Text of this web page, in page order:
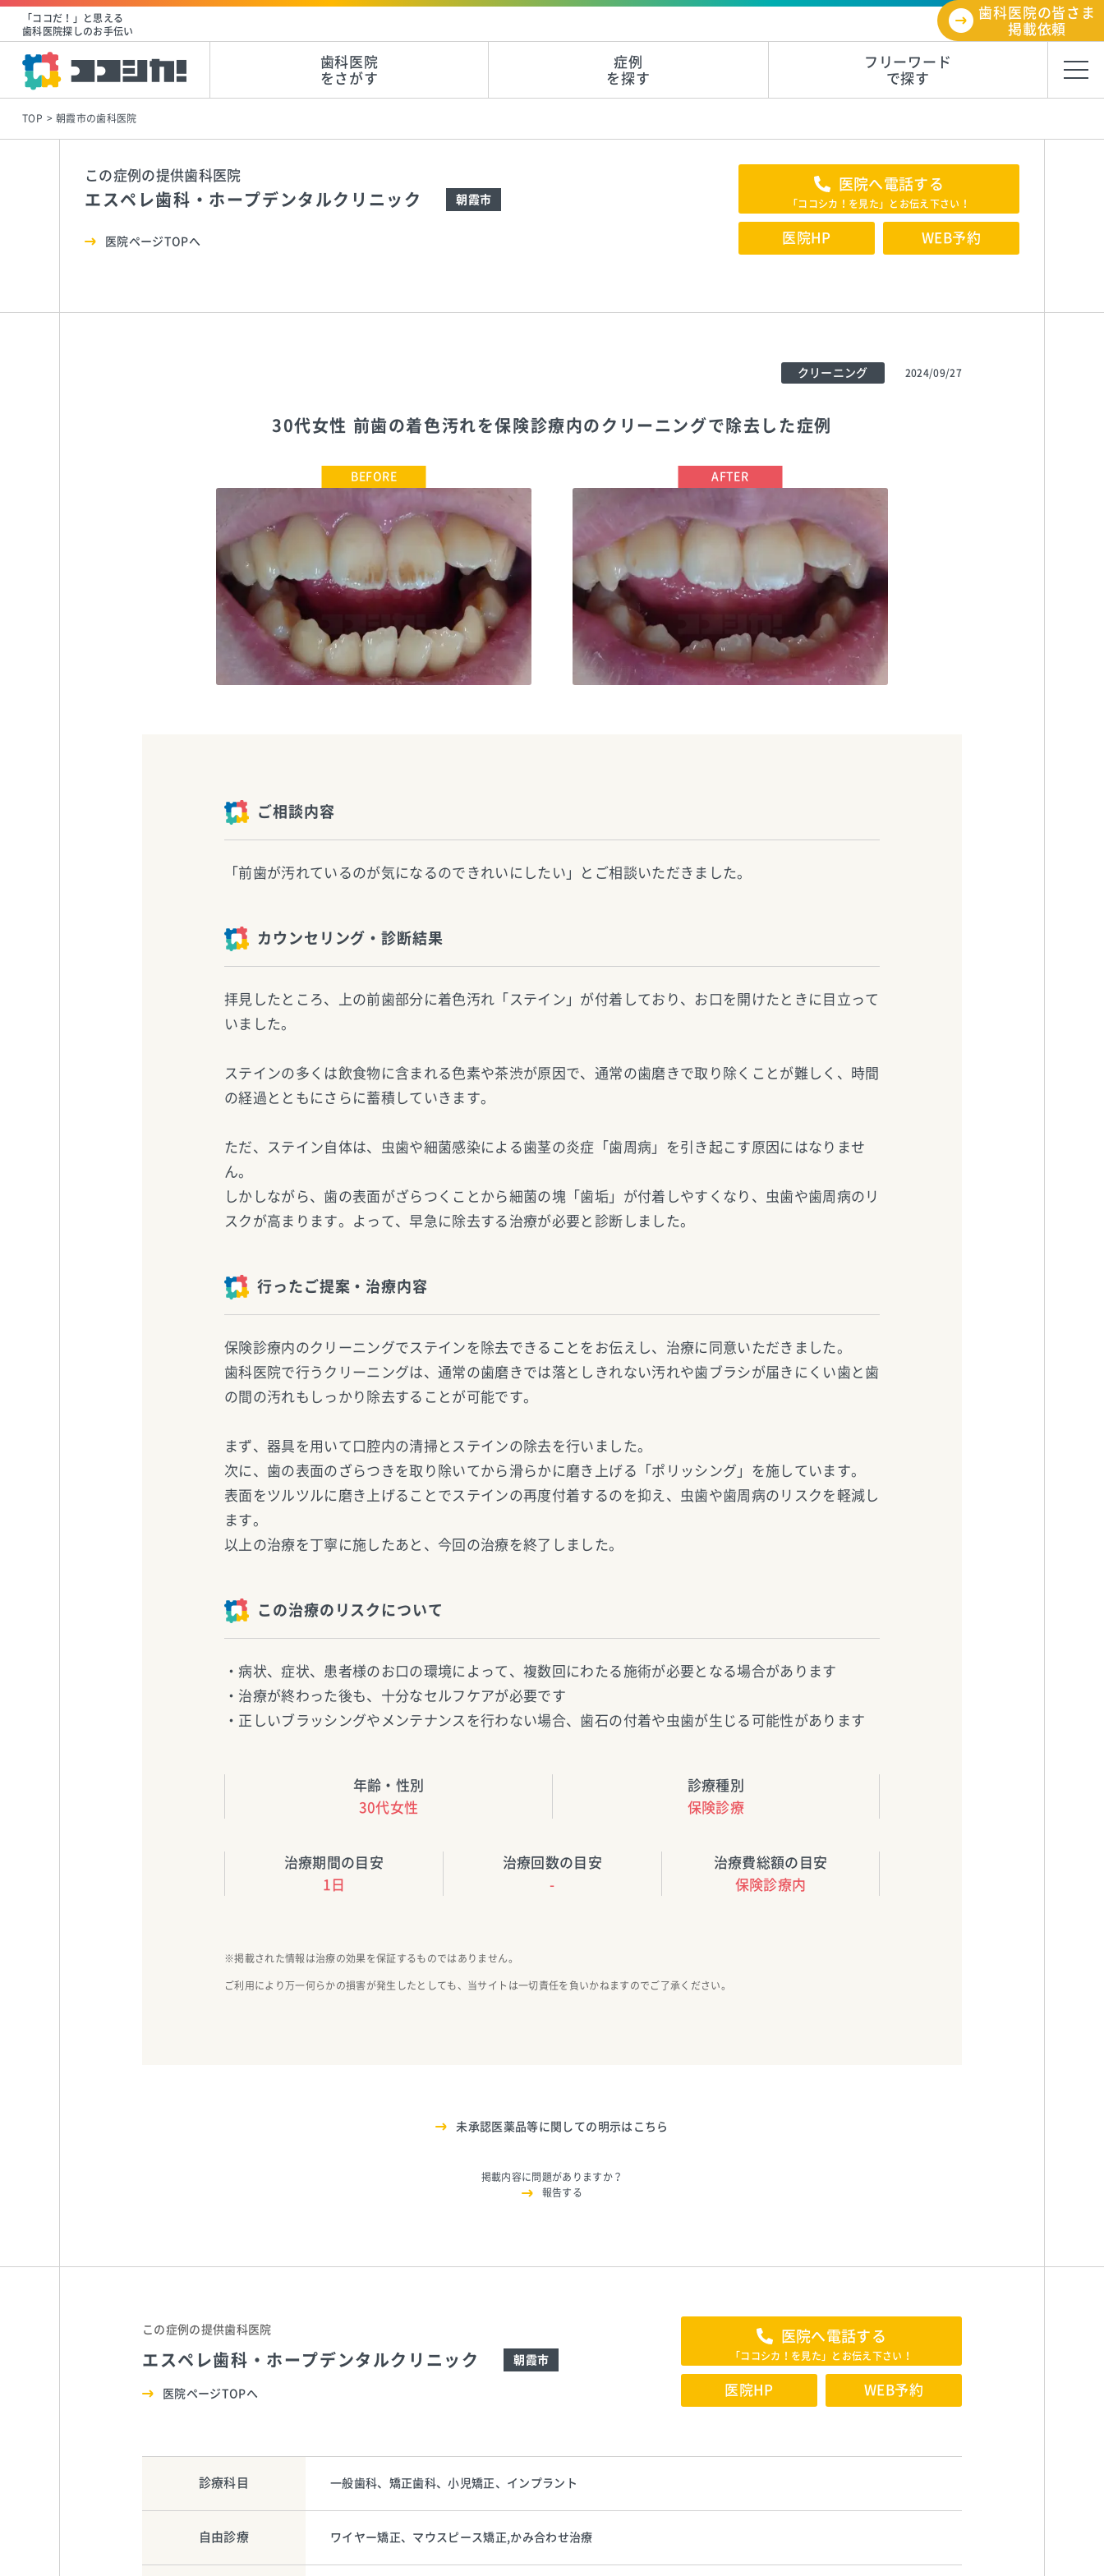
「ココだ！」と思える
歯科医院探しのお手伝い
歯科医院の皆さま
掲載依頼
歯科医院
をさがす
症例
を探す
フリーワード
で探す
TOP 朝霞市の歯科医院
この症例の提供歯科医院
エスペレ歯科・ホープデンタルクリニック 朝霞市
医院ページTOPへ
医院へ電話する
「ココシカ！を見た」とお伝え下さい！
医院HP WEB予約
クリーニング 2024/09/27
30代女性 前歯の着色汚れを保険診療内のクリーニングで除去した症例
エスペレ歯科・ホープデンタルクリニック TEL:0484624183 エスペレ歯科・ホープデンタルクリニック TEL:0484624183
ご相談内容
「前歯が汚れているのが気になるのできれいにしたい」とご相談いただきました。
カウンセリング・診断結果
拝見したところ、上の前歯部分に着色汚れ「ステイン」が付着しており、お口を開けたときに目立って
いました。
ステインの多くは飲食物に含まれる色素や茶渋が原因で、通常の歯磨きで取り除くことが難しく、時間
の経過とともにさらに蓄積していきます。
ただ、ステイン自体は、虫歯や細菌感染による歯茎の炎症「歯周病」を引き起こす原因にはなりませ
ん。
しかしながら、歯の表面がざらつくことから細菌の塊「歯垢」が付着しやすくなり、虫歯や歯周病のリ
スクが高まります。よって、早急に除去する治療が必要と診断しました。
行ったご提案・治療内容
保険診療内のクリーニングでステインを除去できることをお伝えし、治療に同意いただきました。
歯科医院で行うクリーニングは、通常の歯磨きでは落としきれない汚れや歯ブラシが届きにくい歯と歯
の間の汚れもしっかり除去することが可能です。
まず、器具を用いて口腔内の清掃とステインの除去を行いました。
次に、歯の表面のざらつきを取り除いてから滑らかに磨き上げる「ポリッシング」を施しています。
表面をツルツルに磨き上げることでステインの再度付着するのを抑え、虫歯や歯周病のリスクを軽減し
ます。
以上の治療を丁寧に施したあと、今回の治療を終了しました。
この治療のリスクについて
・病状、症状、患者様のお口の環境によって、複数回にわたる施術が必要となる場合があります
・治療が終わった後も、十分なセルフケアが必要です
・正しいブラッシングやメンテナンスを行わない場合、歯石の付着や虫歯が生じる可能性があります
年齢・性別
30代女性
診療種別
保険診療
治療期間の目安
1日
治療回数の目安
-
治療費総額の目安
保険診療内
※掲載された情報は治療の効果を保証するものではありません。
ご利用により万一何らかの損害が発生したとしても、当サイトは一切責任を負いかねますのでご了承ください。
未承認医薬品等に関しての明示はこちら
掲載内容に問題がありますか？
報告する
この症例の提供歯科医院
エスペレ歯科・ホープデンタルクリニック 朝霞市
医院ページTOPへ
医院へ電話する
「ココシカ！を見た」とお伝え下さい！
医院HP WEB予約
診療科目 一般歯科、矯正歯科、小児矯正、インプラント
自由診療 ワイヤー矯正、マウスピース矯正,かみ合わせ治療